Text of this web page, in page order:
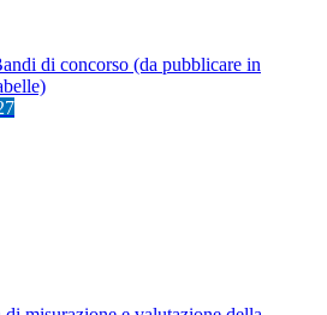
di concorso (da pubblicare in